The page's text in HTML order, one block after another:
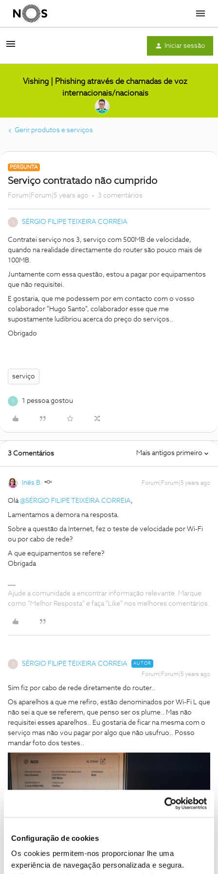
Configuração de cookies
Os cookies permitem-nos proporcionar lhe uma
experiência de navegação personalizada e segura.
Menu
Iniciar sessão
Vishing | Phishing através de chamadas de voz
internacionais/nacionais
Gerir produtos e serviços
PERGUNTA
Serviço contratado não cumprido
Forum|Forum|5 years ago 3 comentários
S SÉRGIO FILIPE TEIXEIRA CORREIA
Contratei serviço nos 3, serviço com 500MB de velocidade,
quando na realidade directamente do router são pouco mais de
100MB.
Juntamente com essa questão, estou a pagar por equipamentos
que não requisitei.
E gostaria, que me podessem por em contacto com o vosso
colaborador "Hugo Santo", colaborador esse que me
supostamente ludibriou acerca do preço do serviços..
Obrigado
serviço
S 1 pessoa gostou
3 Comentários Mais antigos primeiro
Inês B. Forum|Forum|5 years ago
Olá@SÉRGIO FILIPE TEIXEIRA CORREIA,
Lamentamos a demora na resposta.
Sobre a questão da Internet, fez o teste de velocidade por Wi-Fi
ou por cabo de rede?
A que equipamentos se refere?
Obrigada
Ajude a comunidade a encontrar informação relevante. Marque
como "Melhor Resposta" e faça "Like" nos melhores comentários.
S SÉRGIO FILIPE TEIXEIRA CORREIA AUTOR
Forum|Forum|5 years ago
Sim fiz por cabo de rede diretamente do router..
Os aparelhos a que me refiro, estão denominados por Wi-Fi L que
não sei a que se referem, que penso ser os plume.. Mas não
requisitei esses aparelhos.. Eu gostaria de ficar na mesma com o
serviço mas não vou pagar por algo que não usufruo.. Posso
mandar foto dos testes..